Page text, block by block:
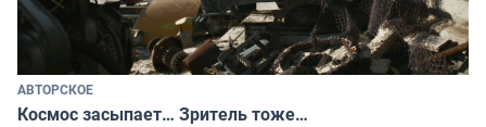
АВТОРСКОЕ
Космос засыпает… Зритель тоже…